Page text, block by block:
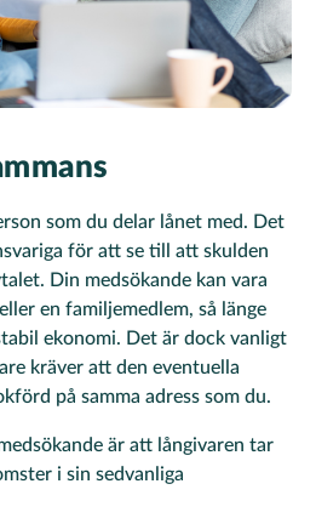
som du delar lånet med. Det
för att se till att skulden
Din medsökande kan vara
en familjemedlem, så länge
ekonomi. Det är dock vanligt
kräver att den eventuella
på samma adress som du.
är att långivaren tar
i sin sedvanliga